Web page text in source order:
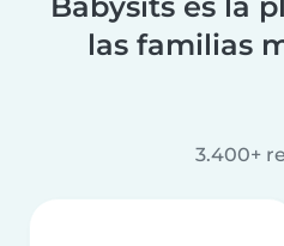
las familias
3.400+